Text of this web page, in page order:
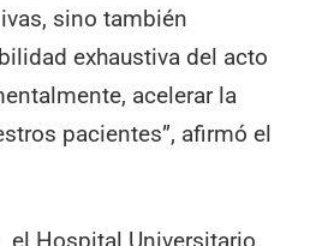
sino también
exhaustiva del acto
acelerar la
pacientes”, afirmó el
el Hospital Universitario